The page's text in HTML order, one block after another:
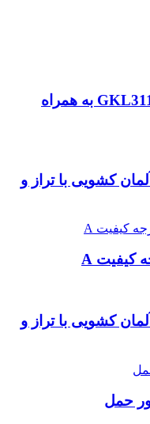
شارژر توتال استیشن لایکا مدل GKL311 به همراه
شاخص (میر)۷ متری messgerat آلمان کشویی با تراز و
شاخص (میر)۵ متری messgerat آلمان کشویی با تراز و